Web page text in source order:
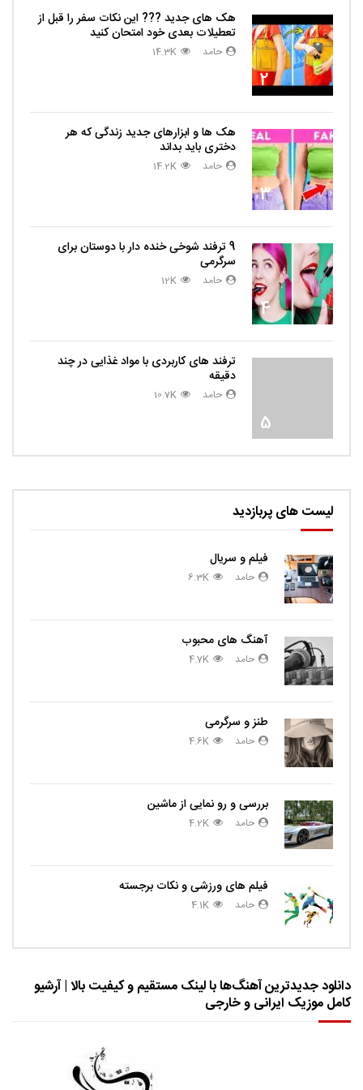
2
هک های جدید ??️? این نکات سفر را قبل از
تعطیلات بعدی خود امتحان کنید
حامد 14.3K
3
هک ها و ابزارهای جدید زندگی که هر
دختری باید بداند
حامد 14.2K
4
9 ترفند شوخی خنده دار با دوستان برای
سرگرمی
حامد 12K
5
ترفند های کاربردی با مواد غذایی در چند
دقیقه
حامد 10.7K
لیست های پربازدید
فیلم و سریال
حامد 6.3K
آهنگ های محبوب
حامد 4.7K
طنز و سرگرمی
حامد 4.6K
بررسی و رو نمایی از ماشین
حامد 4.2K
فیلم های ورزشی و نکات برجسته
حامد 4.1K
دانلود جدیدترین آهنگ‌ها با لینک مستقیم و کیفیت بالا | آرشیو
کامل موزیک ایرانی و خارجی